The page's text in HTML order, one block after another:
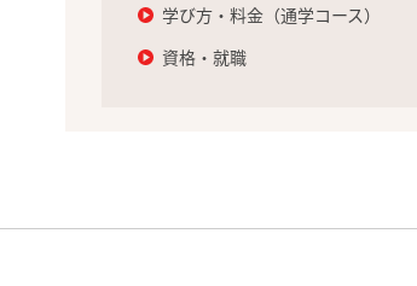
学び方・料金（通学コース）
資格・就職